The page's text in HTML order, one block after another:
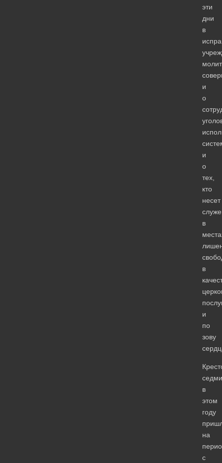
эти
дни
в
и
о
и
о
тех,
кто
несет
в
в
и
по
зову
в
этом
году
на
с